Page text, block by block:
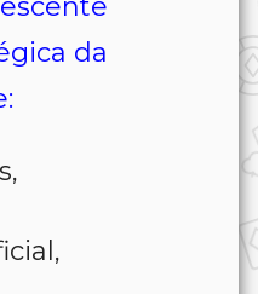
da